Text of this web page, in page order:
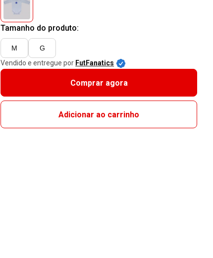
Tamanho do produto:
M
G
Vendido e entregue por FutFanatics
Comprar agora
Adicionar ao carrinho